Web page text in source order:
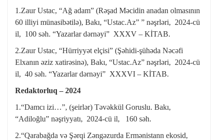
1.Zaur Ustac, “Ağ adam” (Rəşad Məcidin anadan olmasının
60 illiyi münasibətilə), Bakı, “Ustac.Az” ” nəşrləri, 2024-cü
il, 100 səh. “Yazarlar dərnəyi” XXXV – KİTAB.
2.Zaur Ustac, “Hürriyyət elçisi” (Şəhidi-şühəda Nəcəfi
Elxanın əziz xatirəsinə), Bakı, “Ustac.Az” nəşrləri, 2024-cü
il, 40 səh. “Yazarlar dərnəyi” XXXVI – KİTAB.
Redaktorluq – 2024
1.“Damcı izi…”, (şeirlər) Təvəkkül Goruslu. Bakı,
“Adiloğlu” nəşriyyatı, 2024-cü il, 160 səh.
2.“Qarabağda və Şərqi Zəngəzurda Ermənistann ekosid,